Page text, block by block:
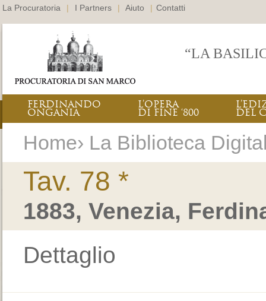
La Procuratoria | I Partners | Aiuto | Contatti
“LA
FERDINANDO
ONGANIA
L’OPERA
DI FINE ‘800 DEL
Home› La Biblioteca
Tav. 78 *
1883, Venezia,
Dettaglio